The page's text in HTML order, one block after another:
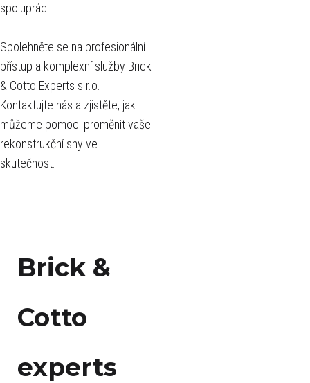
spolupráci.
Spolehněte se na profesionální
přístup a komplexní služby Brick
& Cotto Experts s.r.o.
Kontaktujte nás a zjistěte, jak
můžeme pomoci proměnit vaše
rekonstrukční sny ve
skutečnost.
Brick &
Cotto
experts